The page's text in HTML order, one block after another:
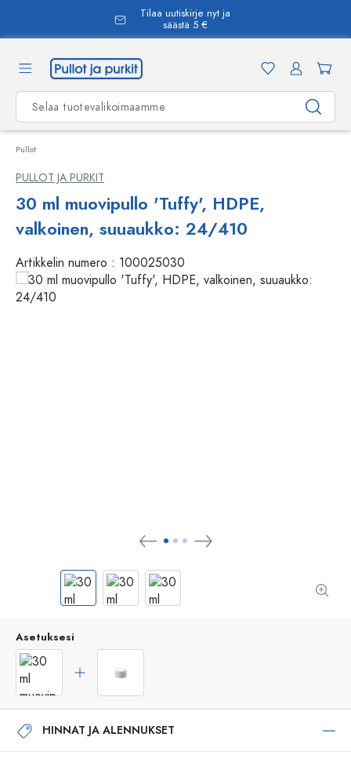
Tilaa uutiskirje nyt ja
säästä 5 €
Pullot
PULLOT JA PURKIT
30 ml muovipullo 'Tuffy', HDPE,
valkoinen, suuaukko: 24/410
Artikkelin numero : 100025030
Asetuksesi
HINNAT JA ALENNUKSET